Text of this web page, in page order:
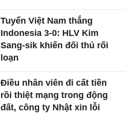
Tuyển Việt Nam thắng
Indonesia 3-0: HLV Kim
Sang-sik khiến đối thủ rối
loạn
Điều nhân viên đi cất tiền
rồi thiệt mạng trong động
đất, công ty Nhật xin lỗi